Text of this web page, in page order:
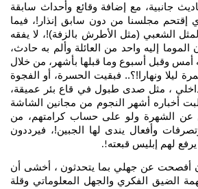
جانبية، مع إضافة وقائع وأحداث سابقة
إقتحم مجلسنا من دون سابق إنذار!، فيما
الشعبي (مثل الأطرش بالزفة)!، لا يفقه
الموما إليه واحد من العائلة وألم به حادث،
أمس وقبل أسبوع وما قبلها بأشهر، من خلال
ليلا ونهارا!؟.. فبقيت الحسرة، أو الفجوة
بداخلي ، مثل صدى طبول في قاع بئر عميقة،
أخباره أشهر النجوم من مجانين الشاشة
عن الشهرة ولو على حساب كرامتهم، من
وأفعال يندى لها الجبين!، فيرددون
لهم إبليس قبعته!.
إن أفصحت عن جهلي بما يتحدثون ، أخشى أن
الضيق الفكري والجهل المعلوماتي وقلة